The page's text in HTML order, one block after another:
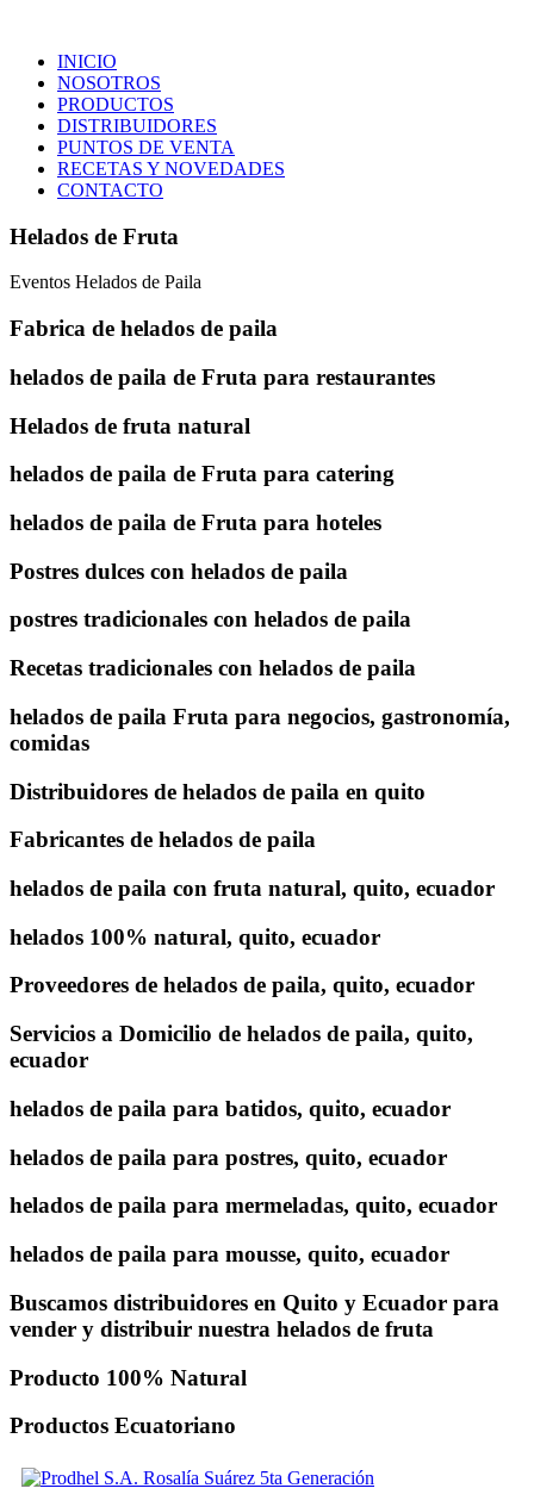
INICIO
NOSOTROS
PRODUCTOS
DISTRIBUIDORES
PUNTOS DE VENTA
RECETAS Y NOVEDADES
CONTACTO
Helados de Fruta
Eventos Helados de Paila
Fabrica de helados de paila
helados de paila de Fruta para restaurantes
Helados de fruta natural
helados de paila de Fruta para catering
helados de paila de Fruta para hoteles
Postres dulces con helados de paila
postres tradicionales con helados de paila
Recetas tradicionales con helados de paila
helados de paila Fruta para negocios, gastronomía,
comidas
Distribuidores de helados de paila en quito
Fabricantes de helados de paila
helados de paila con fruta natural, quito, ecuador
helados 100% natural, quito, ecuador
Proveedores de helados de paila, quito, ecuador
Servicios a Domicilio de helados de paila, quito,
ecuador
helados de paila para batidos, quito, ecuador
helados de paila para postres, quito, ecuador
helados de paila para mermeladas, quito, ecuador
helados de paila para mousse, quito, ecuador
Buscamos distribuidores en Quito y Ecuador para
vender y distribuir nuestra helados de fruta
Producto 100% Natural
Productos Ecuatoriano